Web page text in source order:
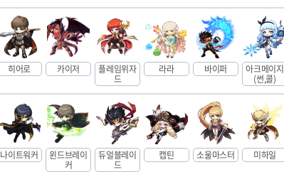
히어로 카이저 플레임위자
드
라라 바이퍼 아크메이지
(썬,콜)
나이트워커 윈드브레이
커
듀얼블레이
드
캡틴 소울마스터 미하일